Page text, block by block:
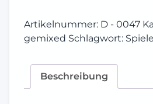
Springseil
Menge
Artikelnummer: D - 0047
gemixed Schlagwort:
Beschreibung